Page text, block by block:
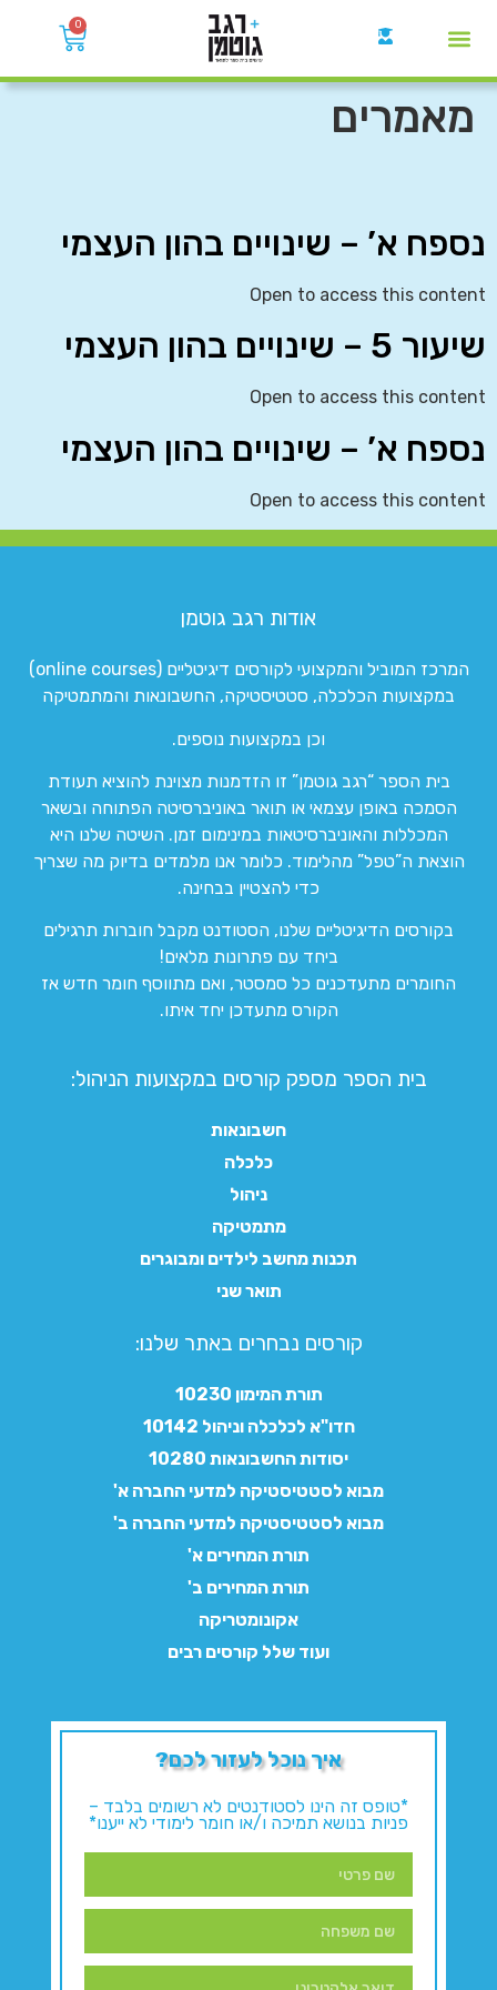
0
מאמרים
נספח א’ – שינויים בהון העצמי
Open to access this content
שיעור 5 – שינויים בהון העצמי
Open to access this content
נספח א’ – שינויים בהון העצמי
Open to access this content
אודות רגב גוטמן
המרכז המוביל והמקצועי לקורסים דיגיטליים (online courses)
במקצועות הכלכלה, סטטיסטיקה, החשבונאות והמתמטיקה
וכן במקצועות נוספים.
בית הספר “רגב גוטמן” זו הזדמנות מצוינת להוציא תעודת
הסמכה באופן עצמאי או תואר באוניברסיטה הפתוחה ובשאר
המכללות והאוניברסיטאות במינימום זמן. השיטה שלנו היא
הוצאת ה”טפל” מהלימוד. כלומר אנו מלמדים בדיוק מה שצריך
כדי להצטיין בבחינה.
בקורסים הדיגיטליים שלנו, הסטודנט מקבל חוברות תרגילים
ביחד עם פתרונות מלאים!
החומרים מתעדכנים כל סמסטר, ואם מתווסף חומר חדש אז
הקורס מתעדכן יחד איתו.
בית הספר מספק קורסים במקצועות הניהול:
חשבונאות
כלכלה
ניהול
מתמטיקה
תכנות מחשב לילדים ומבוגרים
תואר שני
קורסים נבחרים באתר שלנו:​
תורת המימון 10230
חדו"א לכלכלה וניהול 10142
יסודות החשבונאות 10280
מבוא לסטטיסטיקה למדעי החברה א'
מבוא לסטטיסטיקה למדעי החברה ב'
תורת המחירים א'
תורת המחירים ב'
אקונומטריקה
ועוד שלל קורסים רבים
איך נוכל לעזור לכם?
*טופס זה הינו לסטודנטים לא רשומים בלבד –
פניות בנושא תמיכה ו/או חומר לימודי לא ייענו*